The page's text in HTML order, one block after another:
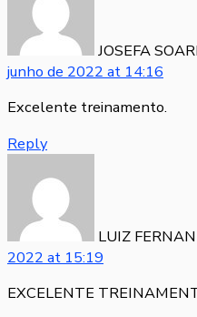
JOSEFA
junho de 2022 at 14:16
Excelente treinamento.
Reply
LUIZ
2022 at 15:19
EXCELENTE